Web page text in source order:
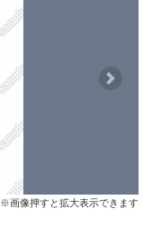
Next
※画像押すと拡大表示できます